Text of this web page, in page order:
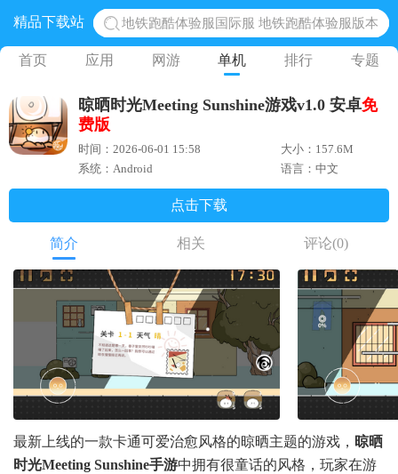
精品下载站
网易光遇手游正版 点亮星空共庆周年
黎明觉醒生机腾讯正版 黎明觉醒生机国际服
奥特曼王者传奇 正版奥特曼游戏
首页 应用 网游 单机 排行 专题
晾晒时光Meeting Sunshine游戏v1.0 安卓免
费版
时间：2026-06-01 15:58
大小：157.6M
系统：Android
语言：中文
点击下载
简介 相关 评论(0)
最新上线的一款卡通可爱治愈风格的晾晒主题的游戏， 晾晒
时光Meeting Sunshine手游中拥有很童话的风格，玩家在游